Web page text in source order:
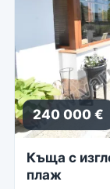
240 000 €
Къща с
плаж